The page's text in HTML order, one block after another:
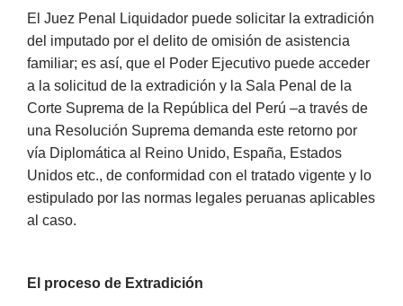
El Juez Penal Liquidador puede solicitar la extradición
del imputado por el delito de omisión de asistencia
familiar; es así, que el Poder Ejecutivo puede acceder
a la solicitud de la extradición y la Sala Penal de la
Corte Suprema de la República del Perú –a través de
una Resolución Suprema demanda este retorno por
vía Diplomática al Reino Unido, España, Estados
Unidos etc., de conformidad con el tratado vigente y lo
estipulado por las normas legales peruanas aplicables
al caso.
El proceso de Extradición